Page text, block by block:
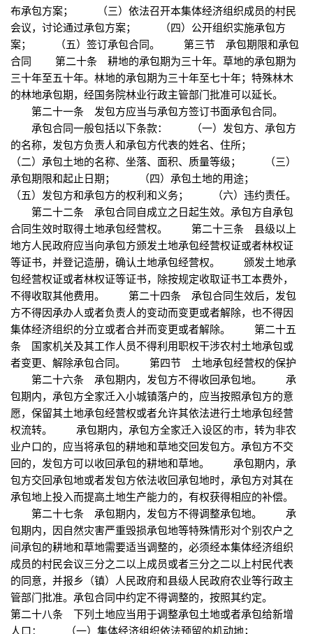
布承包方案； （三）依法召开本集体经济组织成员的村民
会议，讨论通过承包方案； （四）公开组织实施承包方
案； （五）签订承包合同。 第三节 承包期限和承包
合同 第二十条 耕地的承包期为三十年。草地的承包期为
三十年至五十年。林地的承包期为三十年至七十年；特殊林木
的林地承包期，经国务院林业行政主管部门批准可以延长。
第二十一条 发包方应当与承包方签订书面承包合同。
承包合同一般包括以下条款： （一）发包方、承包方
的名称，发包方负责人和承包方代表的姓名、住所；
（二）承包土地的名称、坐落、面积、质量等级； （三）
承包期限和起止日期； （四）承包土地的用途；
（五）发包方和承包方的权利和义务； （六）违约责任。
第二十二条 承包合同自成立之日起生效。承包方自承包
合同生效时取得土地承包经营权。 第二十三条 县级以上
地方人民政府应当向承包方颁发土地承包经营权证或者林权证
等证书，并登记造册，确认土地承包经营权。 颁发土地承
包经营权证或者林权证等证书，除按规定收取证书工本费外，
不得收取其他费用。 第二十四条 承包合同生效后，发包
方不得因承办人或者负责人的变动而变更或者解除，也不得因
集体经济组织的分立或者合并而变更或者解除。 第二十五
条 国家机关及其工作人员不得利用职权干涉农村土地承包或
者变更、解除承包合同。 第四节 土地承包经营权的保护
第二十六条 承包期内，发包方不得收回承包地。 承
包期内，承包方全家迁入小城镇落户的，应当按照承包方的意
愿，保留其土地承包经营权或者允许其依法进行土地承包经营
权流转。 承包期内，承包方全家迁入设区的市，转为非农
业户口的，应当将承包的耕地和草地交回发包方。承包方不交
回的，发包方可以收回承包的耕地和草地。 承包期内，承
包方交回承包地或者发包方依法收回承包地时，承包方对其在
承包地上投入而提高土地生产能力的，有权获得相应的补偿。
第二十七条 承包期内，发包方不得调整承包地。 承
包期内，因自然灾害严重毁损承包地等特殊情形对个别农户之
间承包的耕地和草地需要适当调整的，必须经本集体经济组织
成员的村民会议三分之二以上成员或者三分之二以上村民代表
的同意，并报乡（镇）人民政府和县级人民政府农业等行政主
管部门批准。承包合同中约定不得调整的，按照其约定。
第二十八条 下列土地应当用于调整承包土地或者承包给新增
人口： （一）集体经济组织依法预留的机动地；